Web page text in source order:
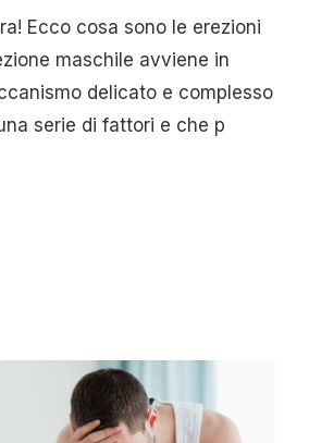
Ecco cosa sono le erezioni
maschile avviene in
delicato e complesso
serie di fattori e che p